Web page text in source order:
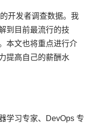
开发者调查数据。我
到目前最流行的技
本文也将重点进行介
提高自己的薪酬水
学习专家、DevOps 专